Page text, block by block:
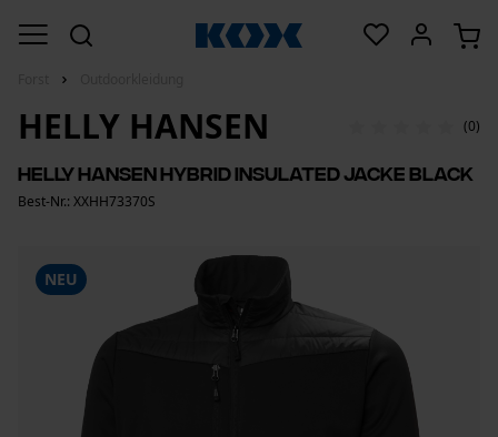
NEU
HELLY HANSEN (0)
Helly Hansen Hybrid Insulated Jacke Black
Best-Nr.: XXHH73370S